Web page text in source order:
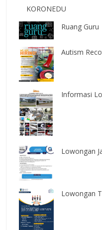
KORONEDU
Ruang Guru
Autism
Informasi
Lowongan
Lowongan